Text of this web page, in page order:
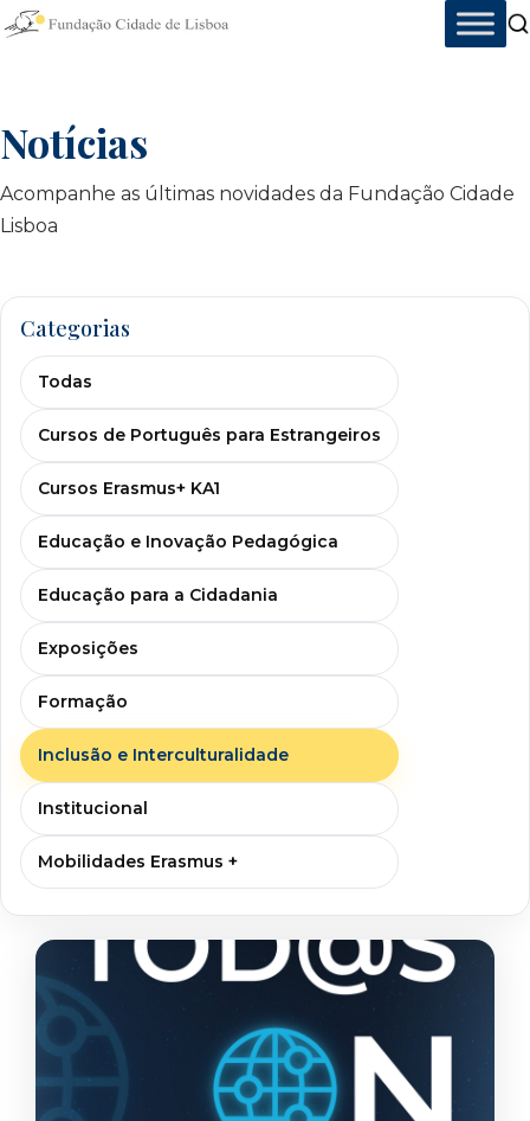
Skip
Notícias
Acompanhe as últimas novidades da Fundação Cidade
Lisboa
Categorias
Todas
Cursos de Português para Estrangeiros
Cursos Erasmus+ KA1
Educação e Inovação Pedagógica
Educação para a Cidadania
Exposições
Formação
Inclusão e Interculturalidade
Institucional
Mobilidades Erasmus +